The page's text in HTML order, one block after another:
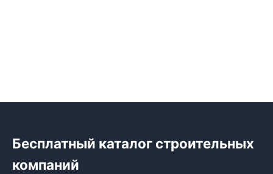
Бесплатный каталог строительных
компаний